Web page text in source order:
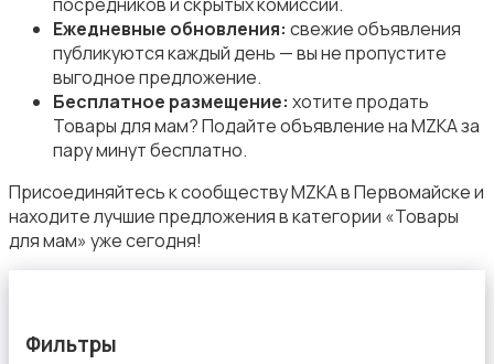
Другое
Ежедневные обновления: свежие объявления
публикуются каждый день — вы не пропустите
выгодное предложение.
Бесплатное размещение: хотите продать
Товары для мам? Подайте объявление на MZKA за
пару минут бесплатно.
Присоединяйтесь к сообществу MZKA в Первомайске и
находите лучшие предложения в категории «Товары
для мам» уже сегодня!
Фильтры